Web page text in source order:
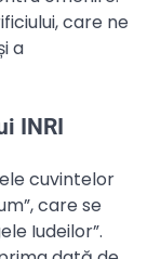
care ne
a
INRI
cuvintelor
care se
Iudeilor”.